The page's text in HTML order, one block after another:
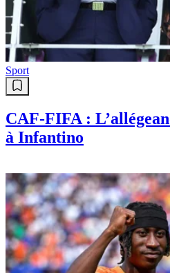
Sport
CAF-FIFA :
à Infantino